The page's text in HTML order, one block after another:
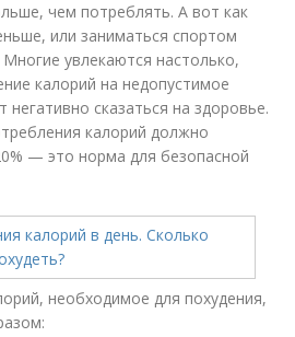
чем потреблять. А вот как
или заниматься спортом
увлекаются настолько,
калорий на недопустимое
сказаться на здоровье.
калорий должно
— это норма для безопасной
необходимое для похудения,